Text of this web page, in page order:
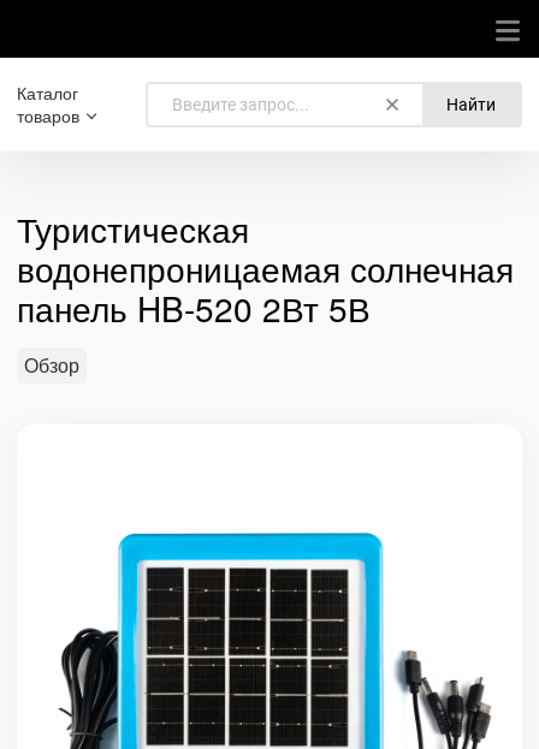
Каталог
товаров
Найти
Туристическая
водонепроницаемая солнечная
панель HB-520 2Вт 5В
Обзор